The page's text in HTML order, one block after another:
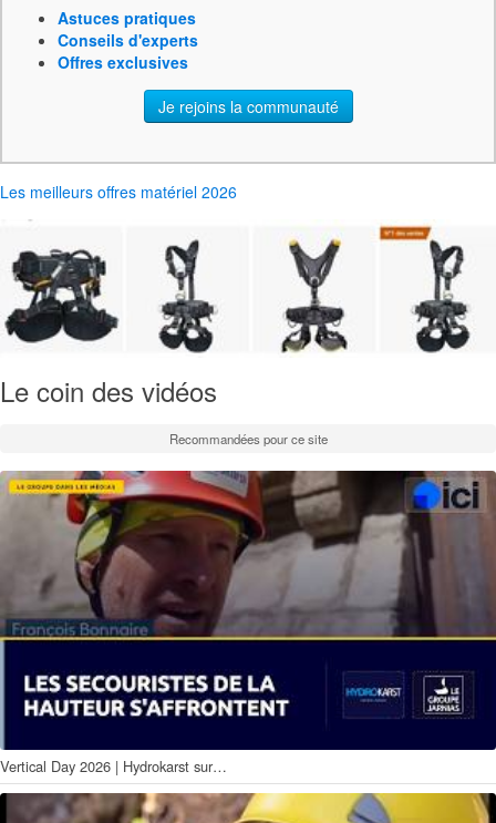
Astuces pratiques
Conseils d'experts
Offres exclusives
Je rejoins la communauté
Les meilleurs offres matériel 2026
Le coin des vidéos
Recommandées pour ce site
Vertical Day 2026 | Hydrokarst sur…